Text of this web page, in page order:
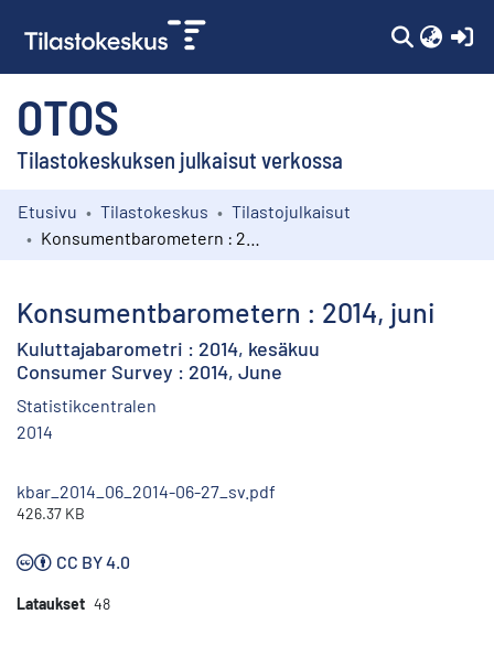
OTOS
Tilastokeskuksen julkaisut verkossa
Kokoelmat
Etusivu Tilastokeskus
Tilastojulkaisut
Konsumentbarometern : 2014, juni
Kuluttajabarometri : 2014, kesäkuu
Consumer Survey : 2014, June
Statistikcentralen
2014
kbar_2014_06_2014-06-27_sv.pdf
426.37 KB
CC BY 4.0
Lataukset 48